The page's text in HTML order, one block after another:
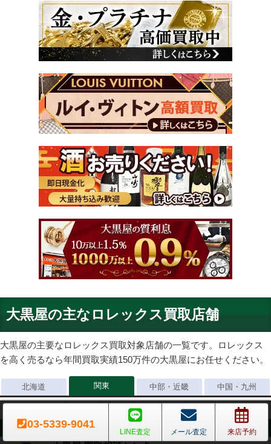
大黒屋の主なロレックス買取店舗
大黒屋の主要なロレックス買取対象店舗の一覧です。ロレックス
を高く売るなら年間買取実績150万件の大黒屋にお任せください。
北海道 関東 中部・近畿 中国・九州
神奈川県 埼玉県 千葉県 茨城県 栃木県
お近くに店舗が無い/まずは気軽に相談したい
03-5339-9041
LINE査定 メール査定 来店予約